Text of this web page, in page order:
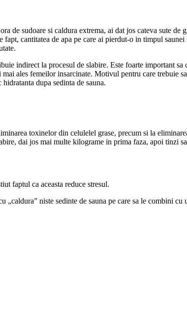
de sudoare si caldura extrema, ai dat jos cateva sute de
fapt, cantitatea de apa pe care ai pierdut-o in timpul
indirect la procesul de slabire. Este foarte important
ales femeilor insarcinate. Motivul pentru care trebuie
dupa sedinta de sauna.
toxinelor din celulelel grase, precum si la
dai jos mai multe kilograme in prima faza, apoi tinzi
faptul ca aceasta reduce stresul.
niste sedinte de sauna pe care sa le combini cu